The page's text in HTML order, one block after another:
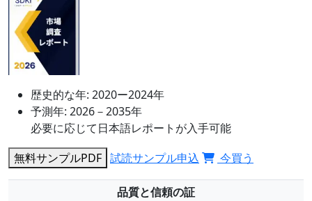
歴史的な年: 2020ー2024年
予測年: 2026－2035年
必要に応じて日本語レポートが入手可能
無料サンプルPDF 試読サンプル申込 今買う
品質と信頼の証